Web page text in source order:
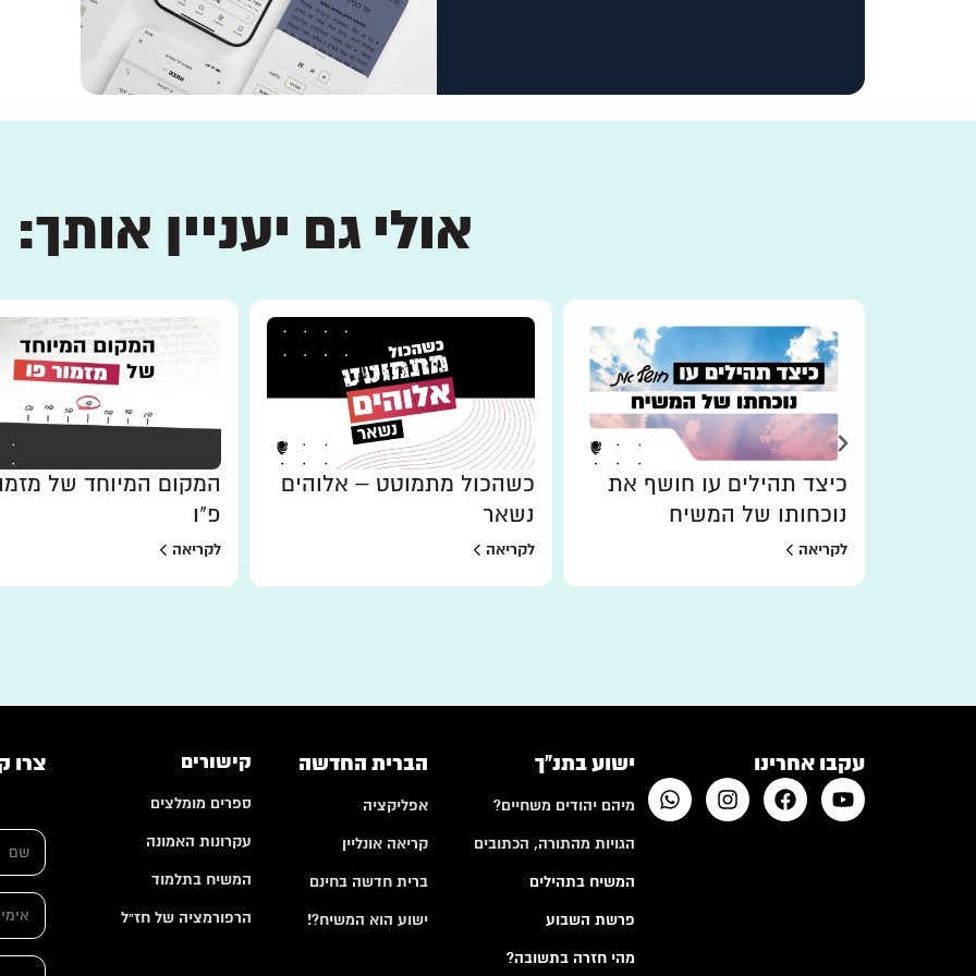
אולי גם יעניין אותך:
כיצד תהילים עו חושף את
נוכחותו של המשיח
לקריאה
כשהכול מתמוטט – אלוהים
נשאר
לקריאה
המקום המיוחד של
פ"ו
לקריאה
עקבו אחרינו ישוע בתנ"ך
מיהם יהודים משחיים?
הגויות מהתורה, הכתובים
המשיח בתהילים
פרשת השבוע
מהי חזרה בתשובה?
הברית החדשה
אפליקציה
קריאה אונליין
ברית חדשה בחינם
ישוע הוא המשיח?!
קישורים
ספרים מומלצים
עקרונות האמונה
המשיח בתלמוד
הרפורמציה של חז"ל
צרו
י
מ
י
י
ה
ע
ר
ש
*
א
מ
י
ה